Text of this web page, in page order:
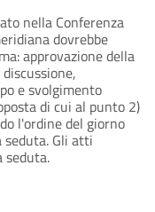
nella Conferenza
dovrebbe
approvazione della
e svolgimento
di cui al punto 2)
l'ordine del giorno
seduta. Gli atti
seduta.